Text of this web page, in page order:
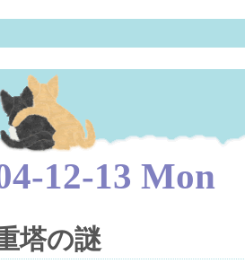
12-13 Mon
塔の謎